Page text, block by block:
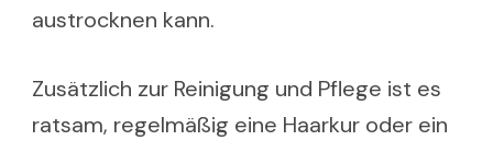
austrocknen kann.
Zusätzlich zur Reinigung und Pflege ist es
ratsam, regelmäßig eine Haarkur oder ein